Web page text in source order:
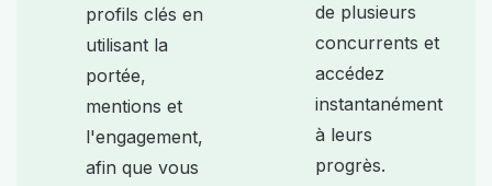
profils clés en
utilisant la
portée,
mentions et
l'engagement,
afin que vous
de plusieurs
concurrents et
accédez
instantanément
à leurs
progrès.